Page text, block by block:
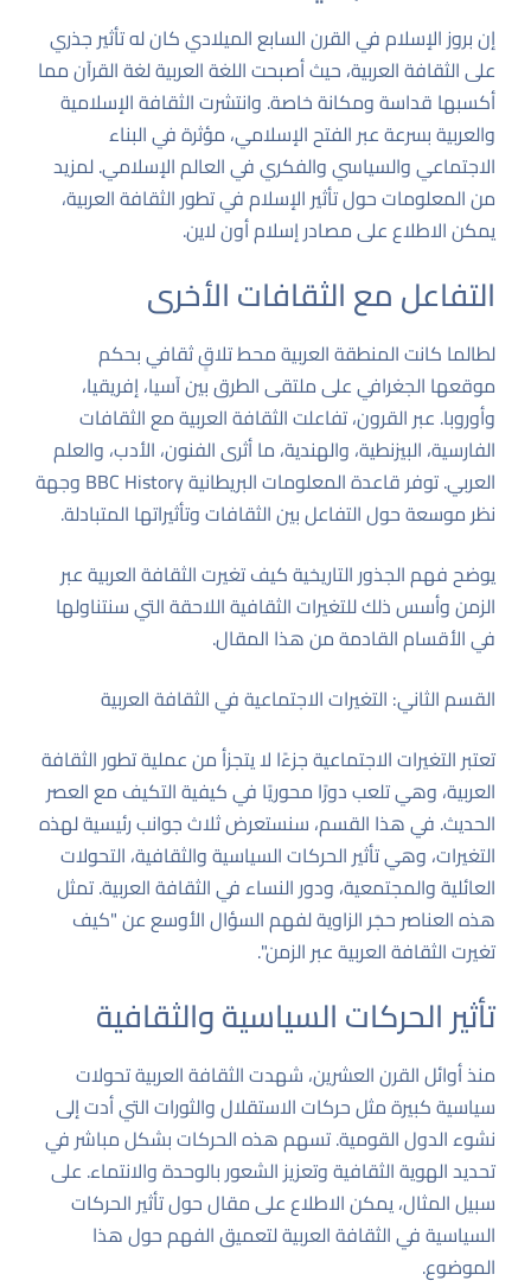
إن بروز الإسلام في القرن السابع الميلادي كان له تأثير جذري
على الثقافة العربية، حيث أصبحت اللغة العربية لغة القرآن مما
أكسبها قداسة ومكانة خاصة. وانتشرت الثقافة الإسلامية
والعربية بسرعة عبر الفتح الإسلامي، مؤثرة في البناء
الاجتماعي والسياسي والفكري في العالم الإسلامي. لمزيد
من المعلومات حول تأثير الإسلام في تطور الثقافة العربية،
يمكن الاطلاع علىمصادر إسلام أون لاين.
التفاعل مع الثقافات الأخرى
لطالما كانت المنطقة العربية محط تلاقٍ ثقافي بحكم
موقعها الجغرافي على ملتقى الطرق بين آسيا، إفريقيا،
وأوروبا. عبر القرون، تفاعلت الثقافة العربية مع الثقافات
الفارسية، البيزنطية، والهندية، ما أثرى الفنون، الأدب، والعلم
العربي. توفر قاعدة المعلومات البريطانيةBBC History وجهة
نظر موسعة حول التفاعل بين الثقافات وتأثيراتها المتبادلة.
يوضح فهم الجذور التاريخية كيف تغيرت الثقافة العربية عبر
الزمن وأسس ذلك للتغيرات الثقافية اللاحقة التي سنتناولها
في الأقسام القادمة من هذا المقال.
القسم الثاني: التغيرات الاجتماعية في الثقافة العربية
تعتبر التغيرات الاجتماعية جزءًا لا يتجزأ من عملية تطور الثقافة
العربية، وهي تلعب دورًا محوريًا في كيفية التكيف مع العصر
الحديث. في هذا القسم، سنستعرض ثلاث جوانب رئيسية لهذه
التغيرات، وهي تأثير الحركات السياسية والثقافية، التحولات
العائلية والمجتمعية، ودور النساء في الثقافة العربية. تمثل
هذه العناصر حجَر الزاوية لفهم السؤال الأوسع عن "كيف
تغيرت الثقافة العربية عبر الزمن".
تأثير الحركات السياسية والثقافية
منذ أوائل القرن العشرين، شهدت الثقافة العربية تحولات
سياسية كبيرة مثل حركات الاستقلال والثورات التي أدت إلى
نشوء الدول القومية. تسهم هذه الحركات بشكل مباشر في
تحديد الهوية الثقافية وتعزيز الشعور بالوحدة والانتماء. على
سبيل المثال، يمكن الاطلاع علىمقال حول تأثير الحركات
السياسية في الثقافة العربيةلتعميق الفهم حول هذا
الموضوع.